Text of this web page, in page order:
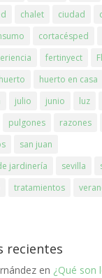
chalet ciudad
cortacésped
fertinyect
huerto huerto en casa
julio junio luz
pulgones razones
san juan
jardinería
sevilla
tratamientos
recientes
en ¿Qué son